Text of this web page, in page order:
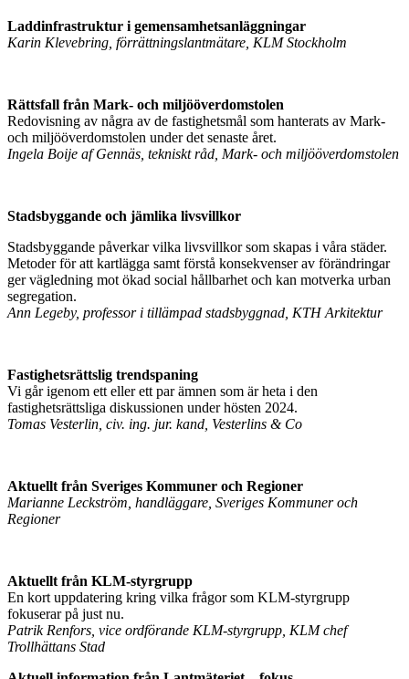
Laddinfrastruktur i gemensamhetsanläggningar
Karin Klevebring, förrättningslantmätare, KLM Stockholm
Rättsfall från Mark- och miljööverdomstolen
Redovisning av några av de fastighetsmål som hanterats av Mark-
och miljööverdomstolen under det senaste året.
Ingela Boije af Gennäs, tekniskt råd, Mark- och miljööverdomstolen
Stadsbyggande och jämlika livsvillkor
Stadsbyggande påverkar vilka livsvillkor som skapas i våra städer.
Metoder för att kartlägga samt förstå konsekvenser av förändringar
ger vägledning mot ökad social hållbarhet och kan motverka urban
segregation.
Ann Legeby, professor i tillämpad stadsbyggnad, KTH Arkitektur
Fastighetsrättslig trendspaning
Vi går igenom ett eller ett par ämnen som är heta i den
fastighetsrättsliga diskussionen under hösten 2024.
Tomas Vesterlin, civ. ing. jur. kand, Vesterlins & Co
Aktuellt från Sveriges Kommuner och Regioner
Marianne Leckström, handläggare, Sveriges Kommuner och
Regioner
Aktuellt från KLM-styrgrupp
En kort uppdatering kring vilka frågor som KLM-styrgrupp
fokuserar på just nu.
Patrik Renfors, vice ordförande KLM-styrgrupp, KLM chef
Trollhättans Stad